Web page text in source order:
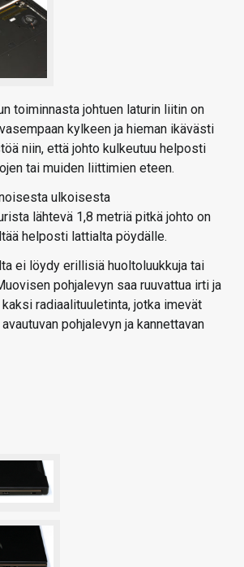
toiminnasta johtuen laturin liitin on
kylkeen ja hieman ikävästi
niin, että johto kulkeutuu helposti
tai muiden liittimien eteen.
ulkoisesta
lähtevä 1,8 metriä pitkä johto on
helposti lattialta pöydälle.
ei löydy erillisiä huoltoluukkuja tai
pohjalevyn saa ruuvattua irti ja
radiaalituuletinta, jotka imevät
pohjalevyn ja kannettavan